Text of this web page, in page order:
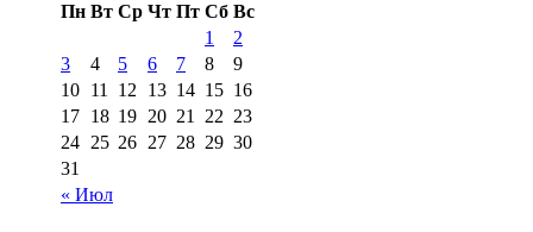
Пн Вт Ср Чт Пт Сб Вс
« Июл
1
2
3
4 5 6 7 8
9
10 11 12 13 14 15 16
17 18 19 20 21 22 23
24 25 26 27 28 29 30
31